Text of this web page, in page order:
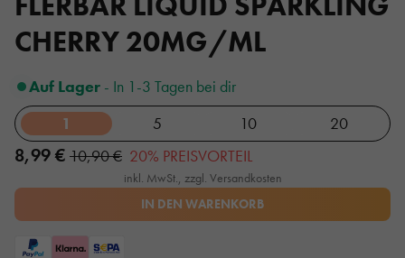
CHERRY 20MG/ML
Auf Lager - In 1-3 Tagen bei dir
1
5 10 20
8,99 € 10,90 € 20% PREISVORTEIL
inkl. MwSt., zzgl. Versandkosten
IN DEN WARENKORB